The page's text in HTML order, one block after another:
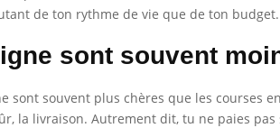
de ton rythme de vie que de ton budget.
sont souvent
souvent plus chères que les courses
la livraison. Autrement dit, tu ne paies